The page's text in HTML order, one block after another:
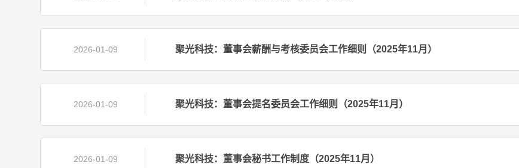
2026-01-09 聚光科技：董事会薪酬与考核委员会工作细则（2025年11月）
2026-01-09 聚光科技：董事会提名委员会工作细则（2025年11月）
2026-01-09 聚光科技：董事会秘书工作制度（2025年11月）